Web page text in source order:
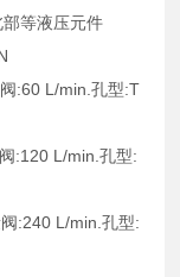
等液压元件
:60 L/min.孔型:T
:120 L/min.孔型:
:240 L/min.孔型: